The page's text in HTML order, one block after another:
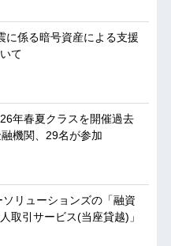
に係る暗号資産による支援
て
年春夏クラスを開催過去
機関、29名が参加
リューションズの「融資
取引サービス(当座貸越)」